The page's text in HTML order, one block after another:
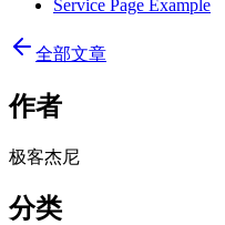
Service Page Example
全部文章
作者
极客杰尼
分类